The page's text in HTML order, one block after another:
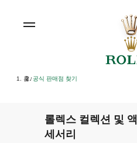
홈/ 공식 판매점 찾기
롤렉스 컬렉션 및 액
세서리